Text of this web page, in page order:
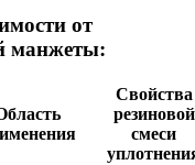
от
манжеты:
Свойства
резиновой
смеси